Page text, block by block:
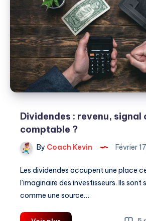
Dividendes : revenu, signal
comptable ?
By Coach Kevin Février
Les dividendes occupent une place
l’imaginaire des investisseurs. Ils sont
comme une source…